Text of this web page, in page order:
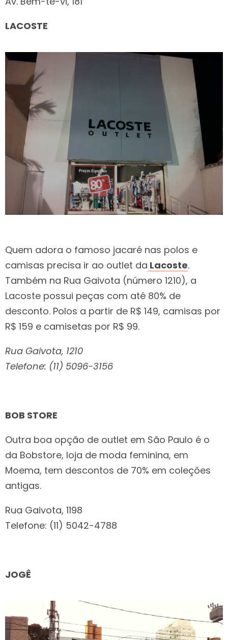
LACOSTE
Quem adora o famoso jacaré nas polos e
camisas precisa ir ao outlet da Lacoste.
Também na Rua Gaivota (número 1210), a
Lacoste possui peças com até 80% de
desconto. Polos a partir de R$ 149, camisas por
R$ 159 e camisetas por R$ 99.
Rua Gaivota, 1210
Telefone: (11) 5096-3156
BOB STORE
Outra boa opção de outlet em São Paulo é o
da Bobstore, loja de moda feminina, em
Moema, tem descontos de 70% em coleções
antigas.
Rua Gaivota, 1198
Telefone: (11) 5042-4788
JOGÊ